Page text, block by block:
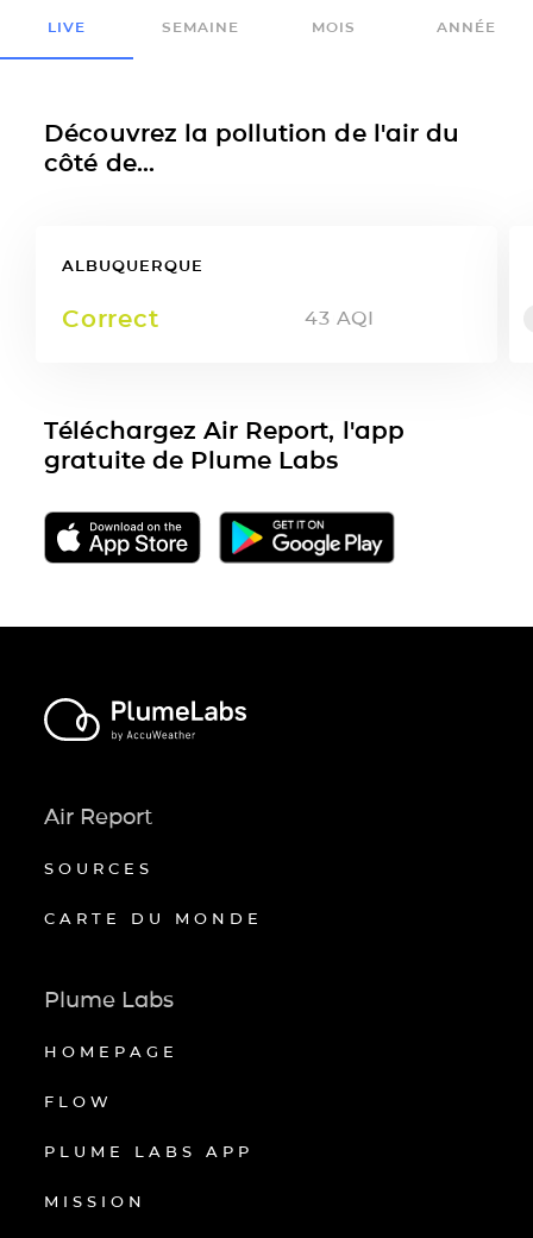
LIVE SEMAINE MOIS ANNÉE
Découvrez la pollution de l'air du
côté de...
ALBUQUERQUE
Correct 43 AQI
Téléchargez Air Report, l'app
gratuite de Plume Labs
Air Report
SOURCES
CARTE DU MONDE
Plume Labs
HOMEPAGE
FLOW
PLUME LABS APP
MISSION